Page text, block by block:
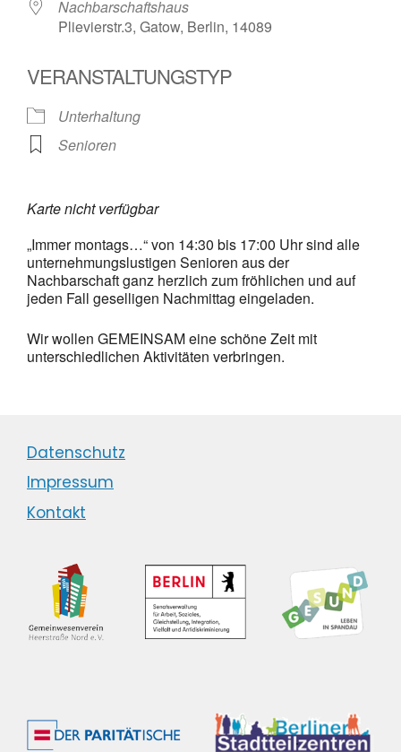
Nachbarschaftshaus
Plievierstr.3, Gatow, Berlin, 14089
VERANSTALTUNGSTYP
Unterhaltung
Senioren
Karte nicht verfügbar
„Immer montags…“ von 14:30 bis 17:00 Uhr sind alle
unternehmungslustigen Senioren aus der
Nachbarschaft ganz herzlich zum fröhlichen und auf
jeden Fall geselligen Nachmittag eingeladen.
Wir wollen GEMEINSAM eine schöne Zeit mit
unterschiedlichen Aktivitäten verbringen.
Datenschutz
Impressum
Kontakt